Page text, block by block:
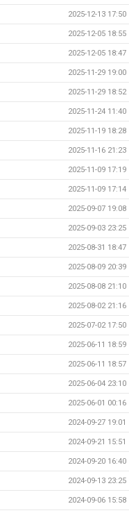
2025-12-13 17:50
2025-12-05 18:55
2025-12-05 18:47
2025-11-29 19:00
2025-11-29 18:52
2025-11-24 11:40
2025-11-19 18:28
2025-11-16 21:23
2025-11-09 17:19
2025-11-09 17:14
2025-09-07 19:08
2025-09-03 23:25
2025-08-31 18:47
2025-08-09 20:39
2025-08-08 21:10
2025-08-02 21:16
2025-07-02 17:50
2025-06-11 18:59
2025-06-11 18:57
2025-06-04 23:10
2025-06-01 00:16
2024-09-27 19:01
2024-09-21 15:51
2024-09-20 16:40
2024-09-13 23:25
2024-09-06 15:58